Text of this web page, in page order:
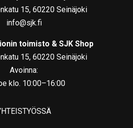
15, 60220 Seinäjoki
info@sjk.fi
toimisto & SJK Shop
15, 60220 Seinäjoki
Avoinna:
klo. 10:00–16:00